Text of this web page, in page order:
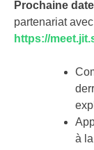
FR
Prochaine date
partenariat avec
https://
à